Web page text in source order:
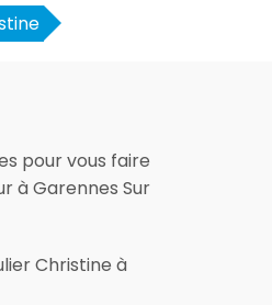
pour vous faire
à Garennes Sur
Christine à